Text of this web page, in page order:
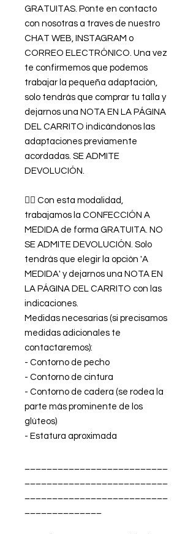
GRATUITAS. Ponte en contacto
con nosotras a traves de nuestro
CHAT WEB, INSTAGRAM o
CORREO ELECTRÓNICO. Una vez
te confirmemos que podemos
trabajar la pequeña adaptación,
solo tendrás que comprar tu talla y
dejarnos una NOTA EN LA PÁGINA
DEL CARRITO indicándonos las
adaptaciones previamente
acordadas. SE ADMITE
DEVOLUCIÓN.
👉🏿 Con esta modalidad,
trabajamos la CONFECCIÓN A
MEDIDA de forma GRATUITA. NO
SE ADMITE DEVOLUCIÓN. Solo
tendrás que elegir la opción 'A
MEDIDA' y dejarnos una NOTA EN
LA PÁGINA DEL CARRITO con las
indicaciones.
Medidas necesarias (si precisamos
medidas adicionales te
contactaremos):
- Contorno de pecho
- Contorno de cintura
- Contorno de cadera (se rodea la
parte más prominente de los
glúteos)
- Estatura aproximada